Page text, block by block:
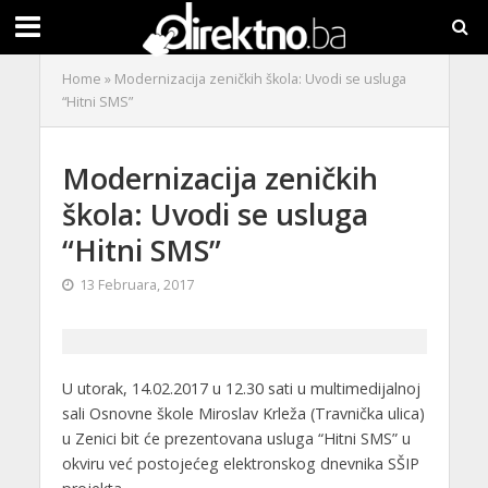
Home » Modernizacija zeničkih škola: Uvodi se usluga
“Hitni SMS”
Modernizacija zeničkih
škola: Uvodi se usluga
“Hitni SMS”
13 Februara, 2017
U utorak, 14.02.2017 u 12.30 sati u multimedijalnoj
sali Osnovne škole Miroslav Krleža (Travnička ulica)
u Zenici bit će prezentovana usluga “Hitni SMS” u
okviru već postojećeg elektronskog dnevnika SŠIP